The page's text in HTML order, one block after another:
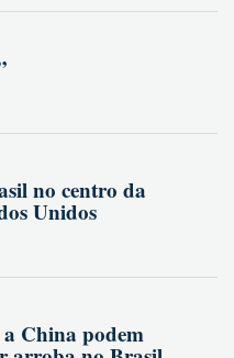
no centro da
Unidos
China podem